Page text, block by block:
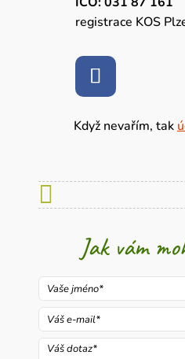
registrace KOS
Když nevařím, tak

Jak vám